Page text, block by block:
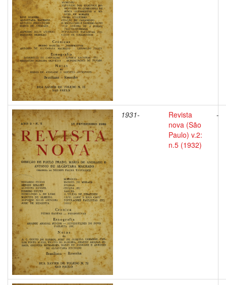
1931-
Revista
nova (São
Paulo) v.2:
n.5 (1932)
-